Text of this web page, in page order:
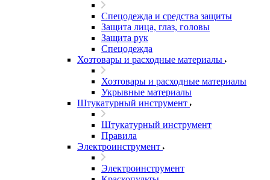
Спецодежда и средства защиты
Защита лица, глаз, головы
Защита рук
Спецодежда
Хозтовары и расходные материалы
Хозтовары и расходные материалы
Укрывные материалы
Штукатурный инструмент
Штукатурный инструмент
Правила
Электроинструмент
Электроинструмент